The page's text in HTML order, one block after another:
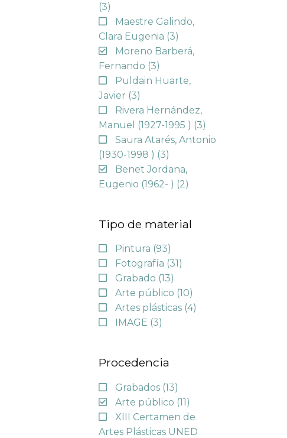
(3)
Maestre Galindo,
Clara Eugenia (3)
Moreno Barberá,
Fernando (3)
Puldain Huarte,
Javier (3)
Rivera Hernández,
Manuel (1927-1995 ) (3)
Saura Atarés, Antonio
(1930-1998 ) (3)
Benet Jordana,
Eugenio (1962- ) (2)
Tipo de material
Pintura (93)
Fotografía (31)
Grabado (13)
Arte público (10)
Artes plásticas (4)
IMAGE (3)
Procedencia
Grabados (13)
Arte público (11)
XIII Certamen de
Artes Plásticas UNED